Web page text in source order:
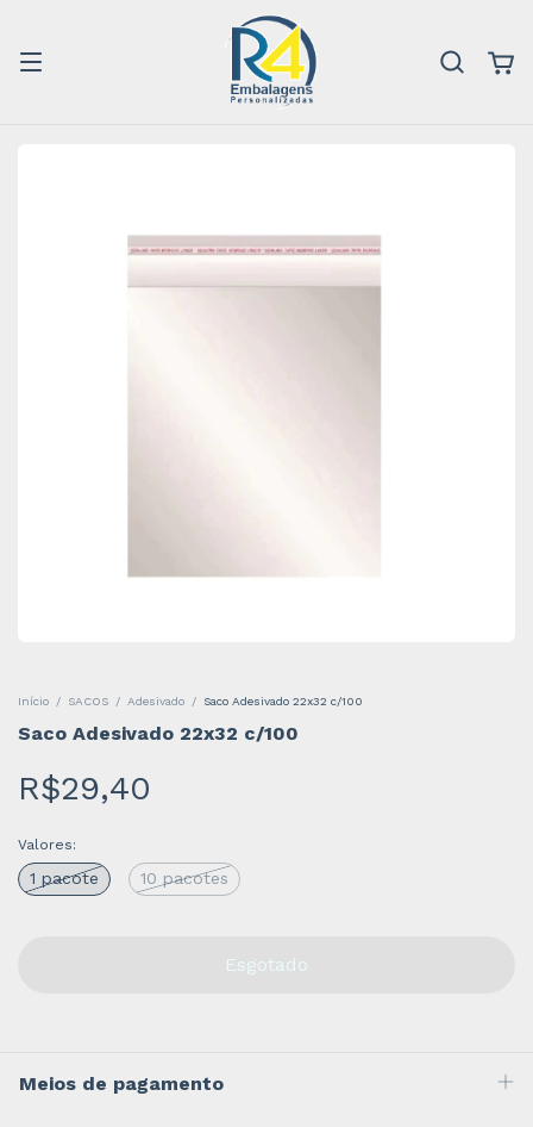
Início / SACOS / Adesivado / Saco Adesivado 22x32 c/100
Saco Adesivado 22x32 c/100
R$29,40
Valores:
1 pacote 10 pacotes
Meios de pagamento